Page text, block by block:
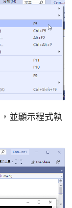
並顯示程式執